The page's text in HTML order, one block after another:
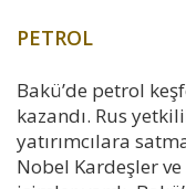
PETROL
Bakü’de petrol
kazandı. Rus
yatırımcılara
Nobel Kardeşler